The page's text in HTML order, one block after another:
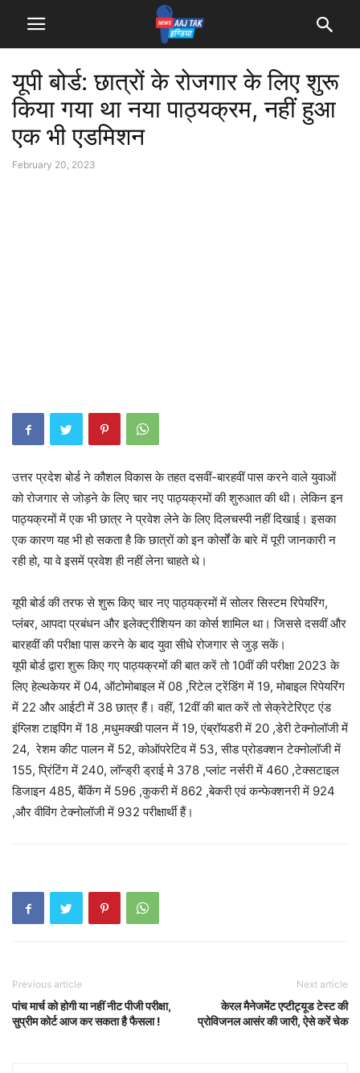
यूपी बोर्ड: छात्रों के रोजगार के लिए शुरू
किया गया था नया पाठ्यक्रम, नहीं हुआ
एक भी एडमिशन
February 20, 2023
उत्तर प्रदेश बोर्ड ने कौशल विकास के तहत दसवीं-बारहवीं पास करने वाले युवाओं
को रोजगार से जोड़ने के लिए चार नए पाठ्यक्रमों की शुरुआत की थी। लेकिन इन
पाठ्यक्रमों में एक भी छात्र ने प्रवेश लेने के लिए दिलचस्पी नहीं दिखाई। इसका
एक कारण यह भी हो सकता है कि छात्रों को इन कोर्सों के बारे में पूरी जानकारी न
रही हो, या वे इसमें प्रवेश ही नहीं लेना चाहते थे।
यूपी बोर्ड की तरफ से शुरू किए चार नए पाठ्यक्रमों में सोलर सिस्टम रिपेयरिंग,
प्लंबर, आपदा प्रबंधन और इलेक्ट्रीशियन का कोर्स शामिल था। जिससे दसवीं और
बारहवीं की परीक्षा पास करने के बाद युवा सीधे रोजगार से जुड़ सकें।
यूपी बोर्ड द्वारा शुरू किए गए पाठ्यक्रमों की बात करें तो 10वीं की परीक्षा 2023 के
लिए हेल्थकेयर में 04, ऑटोमोबाइल में 08 ,रिटेल ट्रेंडिंग में 19, मोबाइल रिपेयरिंग
में 22 और आईटी में 38 छात्र हैं। वहीं, 12वीं की बात करें तो सेक्रेटेरिएट एंड
इंग्लिश टाइपिंग में 18 ,मधुमक्खी पालन में 19, एंब्रॉयडरी में 20 ,डेरी टेक्नोलॉजी में
24, रेशम कीट पालन में 52, कोऑपरेटिव में 53, सीड प्रोडक्शन टेक्नोलॉजी में
155, प्रिंटिंग में 240, लॉन्ड्री ड्राई मे 378 ,प्लांट नर्सरी में 460 ,टेक्सटाइल
डिजाइन 485, बैंकिंग में 596 ,कुकरी में 862 ,बेकरी एवं कन्फेक्शनरी में 924
,और वीविंग टेक्नोलॉजी में 932 परीक्षार्थी हैं।
Previous article
पांच मार्च को होगी या नहीं नीट पीजी परीक्षा,
सुप्रीम कोर्ट आज कर सकता है फैसला !
Next article
केरल मैनेजमेंट एप्टीट्यूड टेस्ट की
प्रोविजनल आसंर की जारी, ऐसे करें चेक